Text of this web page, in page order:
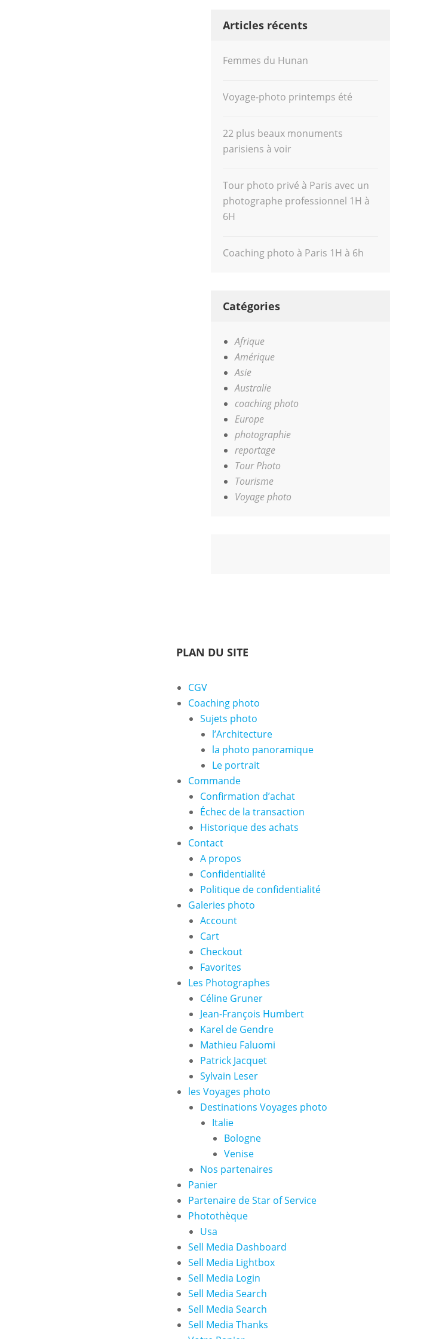
Articles récents
Femmes du Hunan
Voyage-photo printemps été
22 plus beaux monuments
parisiens à voir
Tour photo privé à Paris avec un
photographe professionnel 1H à
6H
Coaching photo à Paris 1H à 6h
Catégories
Afrique
Amérique
Asie
Australie
coaching photo
Europe
photographie
reportage
Tour Photo
Tourisme
Voyage photo
PLAN DU SITE
CGV
Coaching photo
Sujets photo
l’Architecture
la photo panoramique
Le portrait
Commande
Confirmation d’achat
Échec de la transaction
Historique des achats
Contact
A propos
Confidentialité
Politique de confidentialité
Galeries photo
Account
Cart
Checkout
Favorites
Les Photographes
Céline Gruner
Jean-François Humbert
Karel de Gendre
Mathieu Faluomi
Patrick Jacquet
Sylvain Leser
les Voyages photo
Destinations Voyages photo
Italie
Bologne
Venise
Nos partenaires
Panier
Partenaire de Star of Service
Photothèque
Usa
Sell Media Dashboard
Sell Media Lightbox
Sell Media Login
Sell Media Search
Sell Media Search
Sell Media Thanks